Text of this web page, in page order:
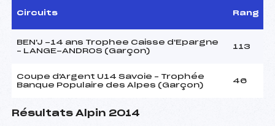
Circuits Rang
BEN'J -14 ans Trophee Caisse d'Epargne
– LANGE-ANDROS (Garçon)
113
Coupe d'Argent U14 Savoie – Trophée
Banque Populaire des Alpes (Garçon)
46
Résultats Alpin 2014